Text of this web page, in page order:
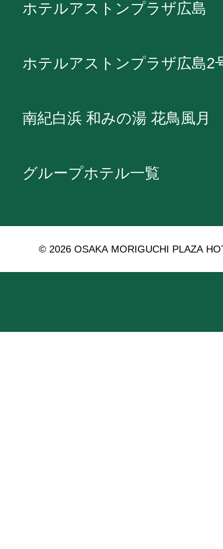
ホテルアストンプラザ広島
ホテルアストンプラザ広島2
南紀白浜 和みの湯 花鳥風月
グループホテル一覧
© 2026 OSAKA MORIGUCHI PLAZA